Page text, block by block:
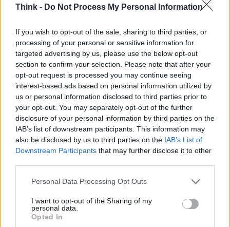
Think - Do Not Process My Personal Information
If you wish to opt-out of the sale, sharing to third parties, or
processing of your personal or sensitive information for
targeted advertising by us, please use the below opt-out
section to confirm your selection. Please note that after your
opt-out request is processed you may continue seeing
interest-based ads based on personal information utilized by
us or personal information disclosed to third parties prior to
your opt-out. You may separately opt-out of the further
disclosure of your personal information by third parties on the
IAB’s list of downstream participants. This information may
also be disclosed by us to third parties on the IAB’s List of
Downstream Participants that may further disclose it to other
Please note that this website/app uses one or more Google
not limited to your visit or usage behaviour. You may click to
grant or deny consent to Google and its third-party tags to
use your data for below specified purposes in below Google
Personal Data Processing Opt Outs
I want to opt-out of the Sharing of my
personal data.
Opted In
Continua a leggere